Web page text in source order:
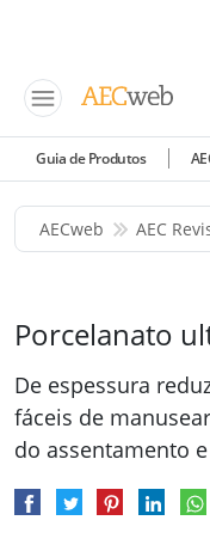
Guia de Produtos
AECweb AEC
Porcelanato
De espessura
fáceis de
do assentamento